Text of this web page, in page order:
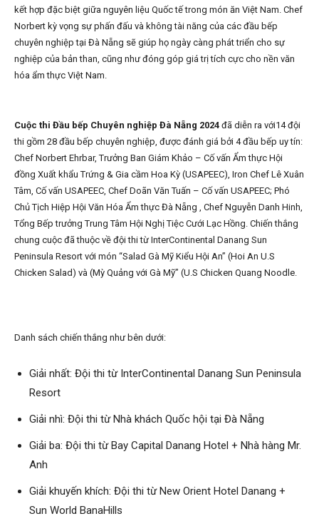
kết hợp đặc biệt giữa nguyên liệu Quốc tế trong món ăn Việt Nam. Chef
Norbert kỳ vọng sự phấn đấu và không tài năng của các đầu bếp
chuyên nghiệp tại Đà Nẵng sẽ giúp họ ngày càng phát triển cho sự
nghiệp của bản than, cũng như đóng góp giá trị tích cực cho nền văn
hóa ẩm thực Việt Nam.
Cuộc thi Đầu bếp Chuyên nghiệp Đà Nẵng 2024 đã diễn ra với14 đội
thi gồm 28 đầu bếp chuyên nghiệp, được đánh giá bởi 4 đầu bếp uy tín:
Chef Norbert Ehrbar, Trưởng Ban Giám Khảo – Cố vấn Ẩm thực Hội
đồng Xuất khẩu Trứng & Gia cầm Hoa Kỳ (USAPEEC), Iron Chef Lê Xuân
Tâm, Cố vấn USAPEEC, Chef Doãn Văn Tuấn – Cố vấn USAPEEC; Phó
Chủ Tịch Hiệp Hội Văn Hóa Ẩm thực Đà Nẵng , Chef Nguyễn Danh Hinh,
Tổng Bếp trưởng Trung Tâm Hội Nghị Tiệc Cưới Lạc Hồng. Chiến thắng
chung cuộc đã thuộc về đội thi từ InterContinental Danang Sun
Peninsula Resort với món “Salad Gà Mỹ Kiểu Hội An” (Hoi An U.S
Chicken Salad) và (Mỳ Quảng với Gà Mỹ” (U.S Chicken Quang Noodle.
Danh sách chiến thắng như bên dưới:
Giải nhất: Đội thi từ InterContinental Danang Sun Peninsula
Resort
Giải nhì: Đội thi từ Nhà khách Quốc hội tại Đà Nẵng
Giải ba: Đội thi từ Bay Capital Danang Hotel + Nhà hàng Mr.
Anh
Giải khuyến khích: Đội thi từ New Orient Hotel Danang +
Sun World BanaHills